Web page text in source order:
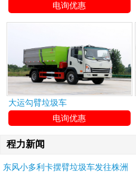
电询优惠
大运勾臂垃圾车
电询优惠
程力新闻
东风小多利卡摆臂垃圾车发往株洲